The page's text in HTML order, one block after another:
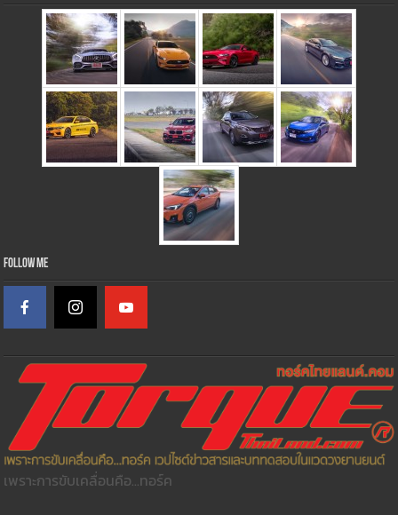
Follow Me
เพราะการขับเคลื่อนคือ...ทอร์ค